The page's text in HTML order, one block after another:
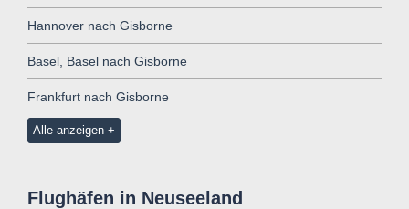
Hannover nach Gisborne
Basel, Basel nach Gisborne
Frankfurt nach Gisborne
Alle anzeigen
Flughäfen in Neuseeland